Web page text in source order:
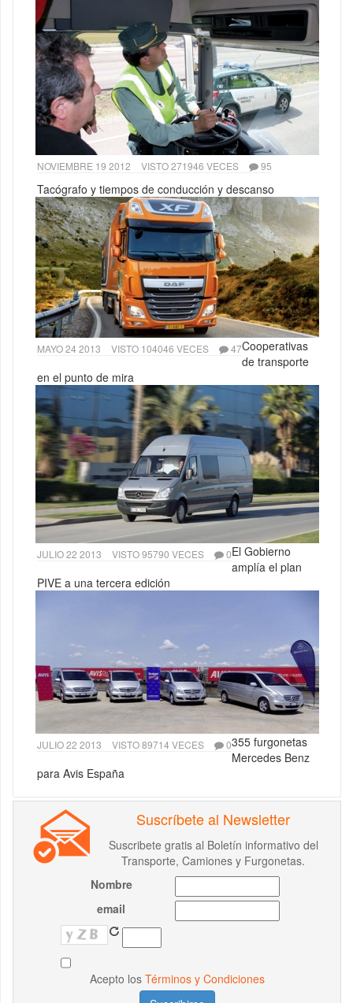
NOVIEMBRE 19 2012 VISTO 271946 VECES 95
Tacógrafo y tiempos de conducción y descanso
MAYO 24 2013 VISTO 104046 VECES 47Cooperativas
de transporte
en el punto de mira
JULIO 22 2013 VISTO 95790 VECES 0El Gobierno
amplía el plan
PIVE a una tercera edición
JULIO 22 2013 VISTO 89714 VECES 0355 furgonetas
Mercedes Benz
para Avis España
Suscríbete al Newsletter
Suscribete gratis al Boletín informativo del
Transporte, Camiones y Furgonetas.
Nombre
email
Acepto los Términos y Condiciones